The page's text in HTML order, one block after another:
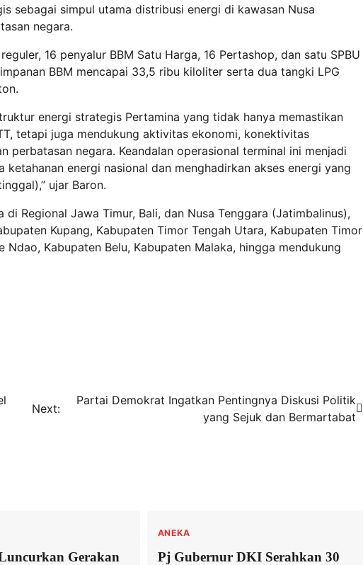
sebagai simpul utama distribusi energi di kawasan Nusa
negara.
16 penyalur BBM Satu Harga, 16 Pertashop, dan satu SPBU
BBM mencapai 33,5 ribu kiloliter serta dua tangki LPG
energi strategis Pertamina yang tidak hanya memastikan
tetapi juga mendukung aktivitas ekonomi, konektivitas
perbatasan negara. Keandalan operasional terminal ini menjadi
energi nasional dan menghadirkan akses energi yang
ujar Baron.
Regional Jawa Timur, Bali, dan Nusa Tenggara (Jatimbalinus),
Kupang, Kabupaten Timor Tengah Utara, Kabupaten Timor
Ndao, Kabupaten Belu, Kabupaten Malaka, hingga mendukung
Next:
Partai Demokrat Ingatkan Pentingnya Diskusi Politik
yang Sejuk dan Bermartabat
Gerakan
ANEKA
Pj Gubernur DKI Serahkan 30